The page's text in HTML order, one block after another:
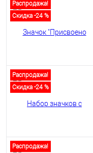
Распродажа!
Скидка -24 %
Распродажа!
Скидка -24 %
Распродажа!